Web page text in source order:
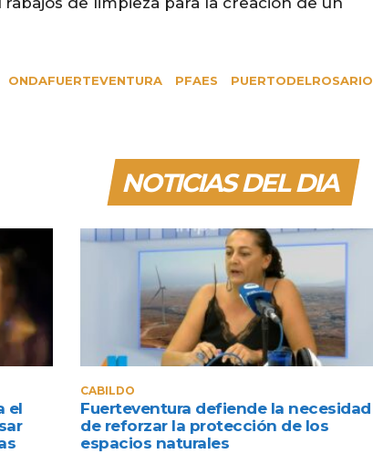
ONDAFUERTEVENTURA PFAES
PUERTODELROSARIO
NOTICIAS DEL DIA
el
CABILDO
Fuerteventura defiende la necesidad
de reforzar la protección de los
espacios naturales